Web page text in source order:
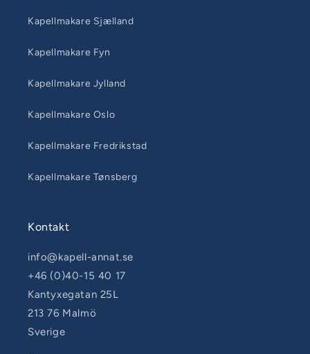
Kapellmakare Sjælland
Kapellmakare Fyn
Kapellmakare Jylland
Kapellmakare Oslo
Kapellmakare Fredrikstad
Kapellmakare Tønsberg
Kontakt
info@kapell-annat.se
+46 (0)40-15 40 17
Kantyxegatan 25L
213 76 Malmö
Sverige